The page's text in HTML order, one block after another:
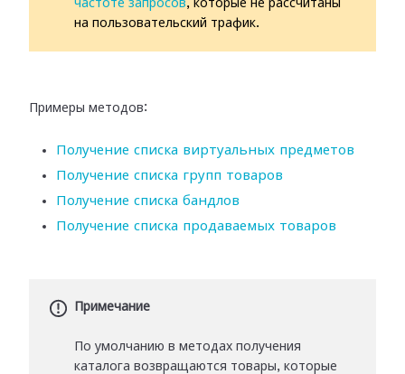
частоте запросов, которые не рассчитаны
на пользовательский трафик.
Примеры методов:
Получение списка виртуальных предметов
Получение списка групп товаров
Получение списка бандлов
Получение списка продаваемых товаров
Примечание
По умолчанию в методах получения
каталога возвращаются товары, которые